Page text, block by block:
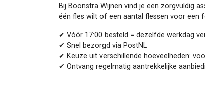
Bij Boonstra Wijnen vind je een zorgvuldig
één fles wilt of een aantal flessen voor een
✔ Vóór 17:00 besteld = dezelfde werkdag
✔ Snel bezorgd via PostNL
✔ Keuze uit verschillende hoeveelheden:
✔ Ontvang regelmatig aantrekkelijke